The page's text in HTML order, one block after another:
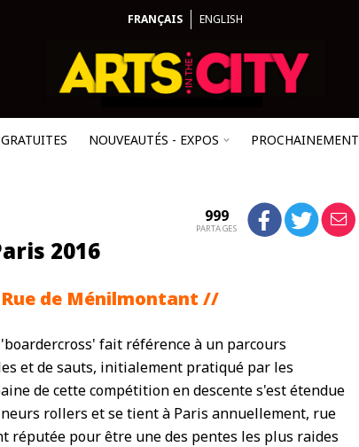
FRANÇAIS ENGLISH
NOUVEAUTÉS - EXPOS PROCHAINEMENT
2016
999
PARTAGES
de Ménilmontant //
fait référence à un parcours
et de sauts, initialement pratiqué par les
de cette compétition en descente s'est étendue
rollers et se tient à Paris annuellement, rue
réputée pour être une des pentes les plus raides